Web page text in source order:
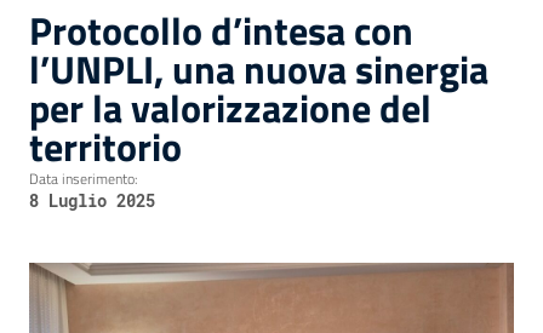
Protocollo d’intesa con
l’UNPLI, una nuova sinergia
per la valorizzazione del
territorio
Data inserimento:
8 Luglio 2025